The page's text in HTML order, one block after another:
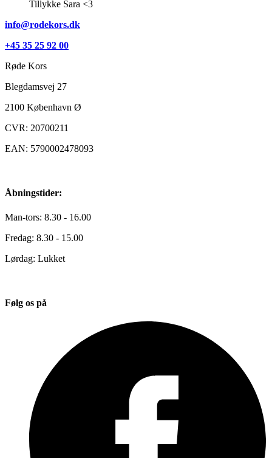
Tillykke Sara <3
info@rodekors.dk
+45 35 25 92 00
Røde Kors
Blegdamsvej 27
2100 København Ø
CVR: 20700211
EAN: 5790002478093
Åbningstider:
Man-tors: 8.30 - 16.00
Fredag: 8.30 - 15.00
Lørdag: Lukket
Følg os på